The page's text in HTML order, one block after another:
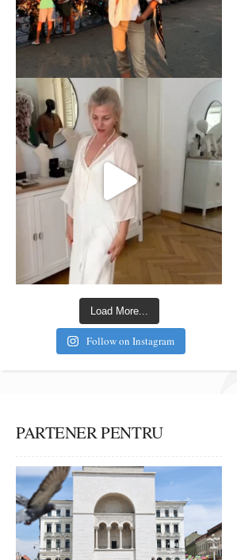
Load More...
Follow on Instagram
PARTENER PENTRU